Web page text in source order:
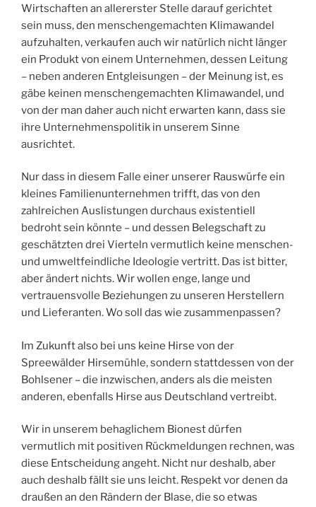
Wirtschaften an allererster Stelle darauf gerichtet
sein muss, den menschengemachten Klimawandel
aufzuhalten, verkaufen auch wir natürlich nicht länger
ein Produkt von einem Unternehmen, dessen Leitung
– neben anderen Entgleisungen – der Meinung ist, es
gäbe keinen menschengemachten Klimawandel, und
von der man daher auch nicht erwarten kann, dass sie
ihre Unternehmenspolitik in unserem Sinne
ausrichtet.
Nur dass in diesem Falle einer unserer Rauswürfe ein
kleines Familienunternehmen trifft, das von den
zahlreichen Auslistungen durchaus existentiell
bedroht sein könnte – und dessen Belegschaft zu
geschätzten drei Vierteln vermutlich keine menschen-
und umweltfeindliche Ideologie vertritt. Das ist bitter,
aber ändert nichts. Wir wollen enge, lange und
vertrauensvolle Beziehungen zu unseren Herstellern
und Lieferanten. Wo soll das wie zusammenpassen?
Im Zukunft also bei uns keine Hirse von der
Spreewälder Hirsemühle, sondern stattdessen von der
Bohlsener – die inzwischen, anders als die meisten
anderen, ebenfalls Hirse aus Deutschland vertreibt.
Wir in unserem behaglichem Bionest dürfen
vermutlich mit positiven Rückmeldungen rechnen, was
diese Entscheidung angeht. Nicht nur deshalb, aber
auch deshalb fällt sie uns leicht. Respekt vor denen da
draußen an den Rändern der Blase, die so etwas